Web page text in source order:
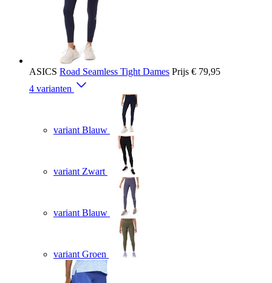
ASICS Road Seamless Tight Dames Prijs € 79,95
4 varianten
variant Blauw
variant Zwart
variant Blauw
variant Groen